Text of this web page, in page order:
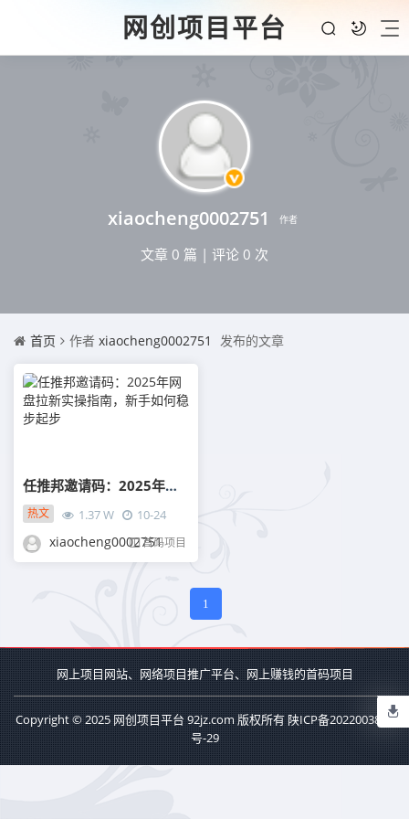
网创项目平台
xiaocheng0002751 作者
文章 0 篇 | 评论 0 次
首页 作者 xiaocheng0002751 发布的文章
任推邦邀请码：2025年网盘拉新实操指南，新手如何稳步起步
热文 1.37 W 10-24
xiaocheng0002751首码项目
1
网上项目网站、网络项目推广平台、网上赚钱的首码项目
Copyright © 2025 网创项目平台 92jz.com 版权所有陕ICP备2022003811
号-29